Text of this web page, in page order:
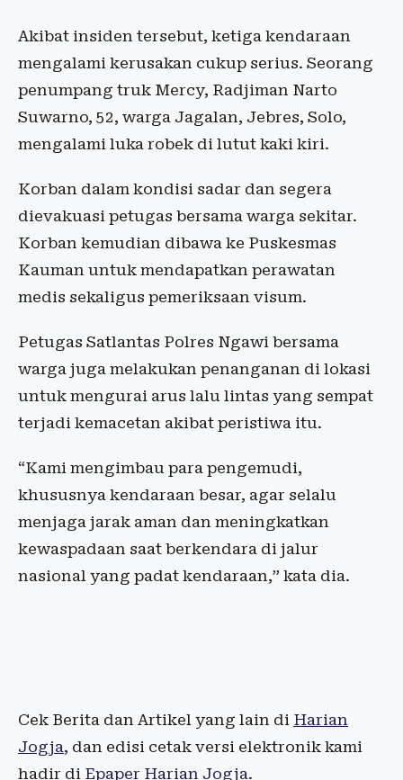
Akibat insiden tersebut, ketiga kendaraan
mengalami kerusakan cukup serius. Seorang
penumpang truk Mercy, Radjiman Narto
Suwarno, 52, warga Jagalan, Jebres, Solo,
mengalami luka robek di lutut kaki kiri.
Korban dalam kondisi sadar dan segera
dievakuasi petugas bersama warga sekitar.
Korban kemudian dibawa ke Puskesmas
Kauman untuk mendapatkan perawatan
medis sekaligus pemeriksaan visum.
Petugas Satlantas Polres Ngawi bersama
warga juga melakukan penanganan di lokasi
untuk mengurai arus lalu lintas yang sempat
terjadi kemacetan akibat peristiwa itu.
“Kami mengimbau para pengemudi,
khususnya kendaraan besar, agar selalu
menjaga jarak aman dan meningkatkan
kewaspadaan saat berkendara di jalur
nasional yang padat kendaraan,” kata dia.
Cek Berita dan Artikel yang lain di Harian
Jogja, dan edisi cetak versi elektronik kami
hadir di Epaper Harian Jogja.